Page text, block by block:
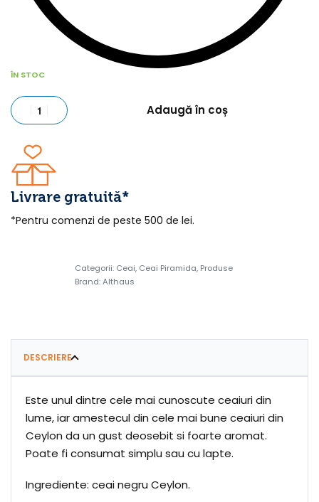
ÎN STOC
Adaugă în coș
Livrare gratuită*
*Pentru comenzi de peste 500 de lei.
Categorii: Ceai, Ceai Piramida, Produse
Brand:Althaus
DESCRIERE
Este unul dintre cele mai cunoscute ceaiuri din
lume, iar amestecul din cele mai bune ceaiuri din
Ceylon da un gust deosebit si foarte aromat.
Poate fi consumat simplu sau cu lapte.
Ingrediente: ceai negru Ceylon.